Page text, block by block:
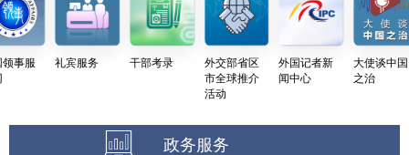
礼宾服务 干部考录
外交部省区
市全球推介
外国记者新
闻中心
大使谈中国
政务服务